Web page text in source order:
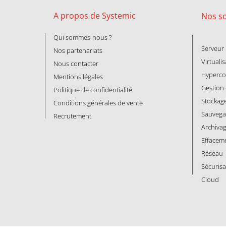
A propos de Systemic
Qui sommes-nous ?
Nos partenariats
Nous contacter
Mentions légales
Politique de confidentialité
Conditions générales de vente
Recrutement
Nos
Serveur
Réseau
Cloud